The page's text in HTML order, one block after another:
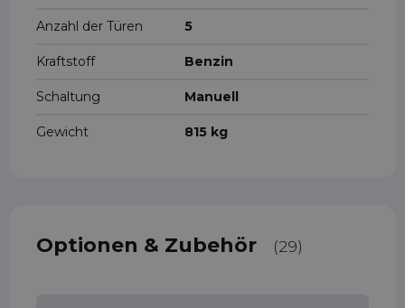
Anzahl der Türen 5
Kraftstoff Benzin
Schaltung Manuell
Gewicht 815 kg
Optionen & Zubehör (29)